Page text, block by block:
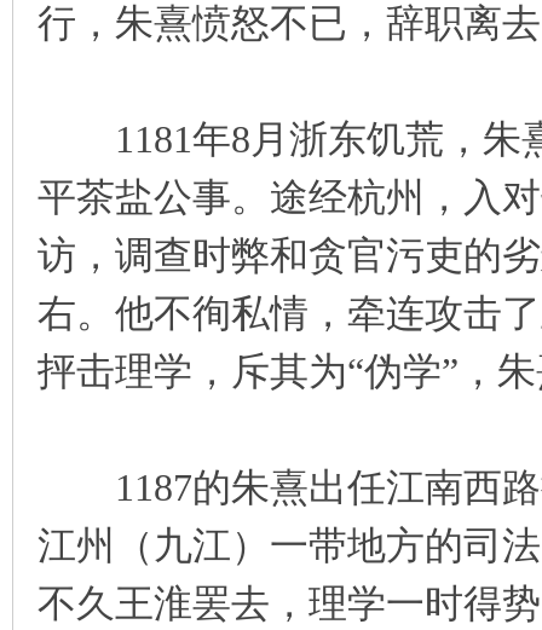
行，朱熹愤怒不已，辞职离
1181年8月浙东饥荒，朱
平茶盐公事。途经杭州，入
访，调查时弊和贪官污吏的
右。他不徇私情，牵连攻击
抨击理学，斥其为“伪学”，
1187的朱熹出任江南西路
江州（九江）一带地方的司
不久王淮罢去，理学一时得